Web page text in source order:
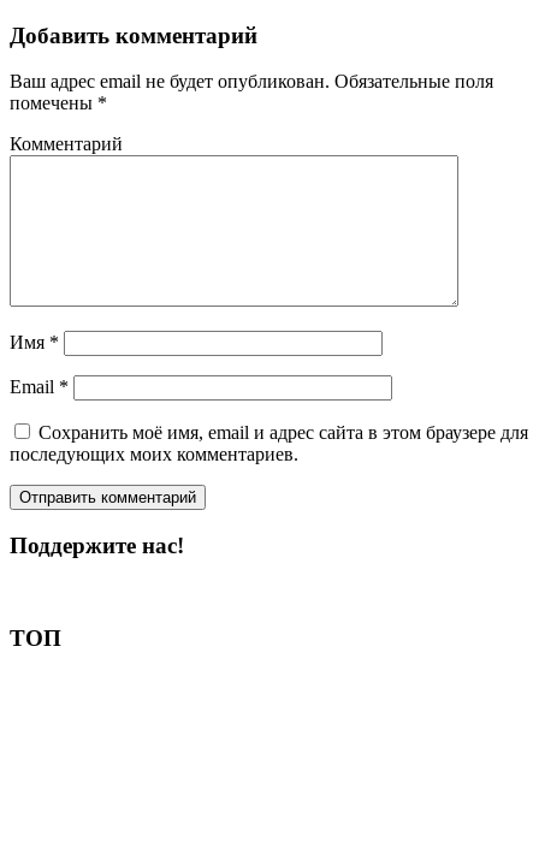
Добавить комментарий
Ваш адрес email не будет опубликован. Обязательные поля
помечены *
Комментарий
Имя *
Email *
Сохранить моё имя, email и адрес сайта в этом браузере для
последующих моих комментариев.
Поддержите нас!
ТОП